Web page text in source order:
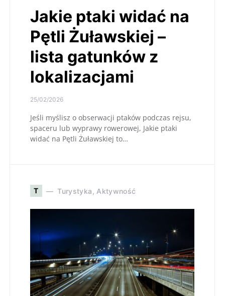
Jakie ptaki widać na
Pętli Żuławskiej –
lista gatunków z
lokalizacjami
25/02/2026
Jeśli myślisz o obserwacji ptaków podczas rejsu,
spaceru lub wyprawy rowerowej, Jakie ptaki
widać na Pętli Żuławskiej to…
T Turystyka, Aktywność